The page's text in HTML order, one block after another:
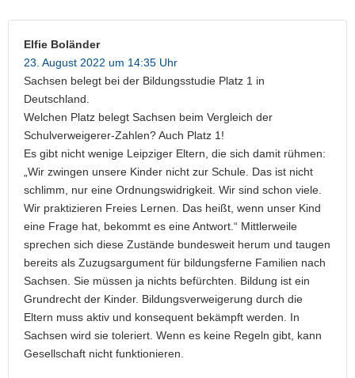
Elfie Boländer
23. August 2022 um 14:35 Uhr
Sachsen belegt bei der Bildungsstudie Platz 1 in
Deutschland.
Welchen Platz belegt Sachsen beim Vergleich der
Schulverweigerer-Zahlen? Auch Platz 1!
Es gibt nicht wenige Leipziger Eltern, die sich damit rühmen:
„Wir zwingen unsere Kinder nicht zur Schule. Das ist nicht
schlimm, nur eine Ordnungswidrigkeit. Wir sind schon viele.
Wir praktizieren Freies Lernen. Das heißt, wenn unser Kind
eine Frage hat, bekommt es eine Antwort.“ Mittlerweile
sprechen sich diese Zustände bundesweit herum und taugen
bereits als Zuzugsargument für bildungsferne Familien nach
Sachsen. Sie müssen ja nichts befürchten. Bildung ist ein
Grundrecht der Kinder. Bildungsverweigerung durch die
Eltern muss aktiv und konsequent bekämpft werden. In
Sachsen wird sie toleriert. Wenn es keine Regeln gibt, kann
Gesellschaft nicht funktionieren.